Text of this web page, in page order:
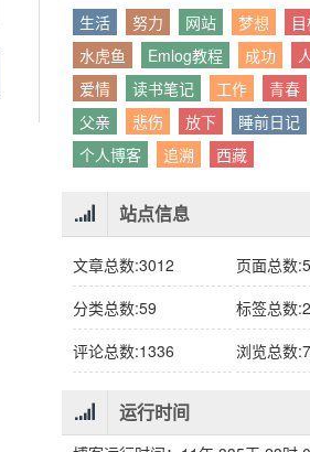
标签列表
生活 努力 网站 梦想
水虎鱼
Emlog教程 成功
爱情
读书笔记 工作
父亲
悲伤 放下
个人博客
追溯 西藏
站点信息
文章总数:3012
页面总数:5
分类总数:59
评论总数:1336
浏览总数